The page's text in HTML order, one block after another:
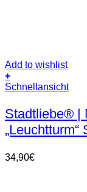
Add to wishlist
+
Dieses
weist
mehrere
Varianten
Die
Optionen
Schnellansicht
Stadtliebe® |
34,90€